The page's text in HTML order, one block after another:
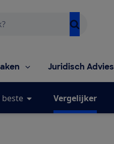
Juridisch Advies
beste Vergelijker